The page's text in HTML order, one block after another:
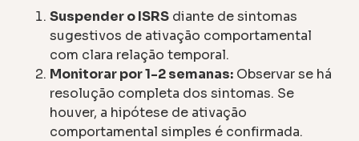
Suspender o ISRS diante de sintomas
sugestivos de ativação comportamental
com clara relação temporal.
Monitorar por 1-2 semanas: Observar se há
resolução completa dos sintomas. Se
houver, a hipótese de ativação
comportamental simples é confirmada.